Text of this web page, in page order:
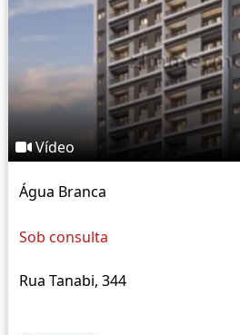
Vídeo
Água Branca
Sob consulta
Rua Tanabi, 344